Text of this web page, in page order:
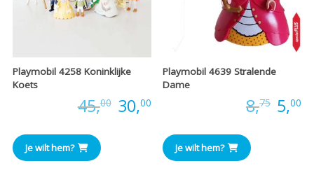
Playmobil 4258 Koninklijke
Koets
45,00 Oorspronkelijke
30,00Huidige
prijs
is:
Je wilt hem?
Playmobil 4639 Stralende
Dame
8,75 5,00
Je wilt hem?